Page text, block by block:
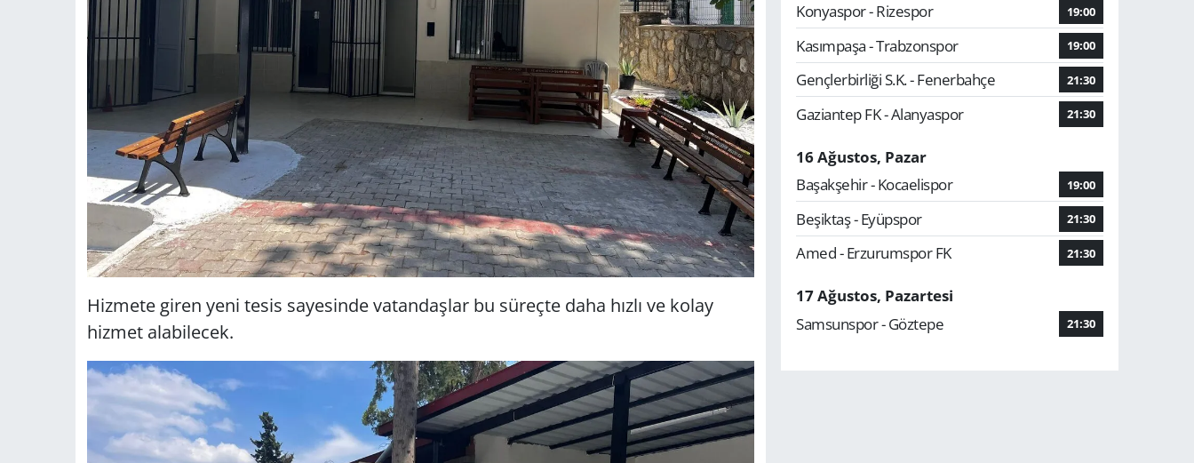
Hizmete giren yeni tesis sayesinde vatandaşlar bu süreçte daha hızlı ve kolay
hizmet alabilecek.
Konyaspor - Rizespor
19:00
Kasımpaşa - Trabzonspor 19:00
Gençlerbirliği S.K. - Fenerbahçe 21:30
Gaziantep FK - Alanyaspor 21:30
16 Ağustos, Pazar
Başakşehir - Kocaelispor
19:00
Beşiktaş - Eyüpspor 21:30
Amed - Erzurumspor FK 21:30
17 Ağustos, Pazartesi
Samsunspor - Göztepe
21:30